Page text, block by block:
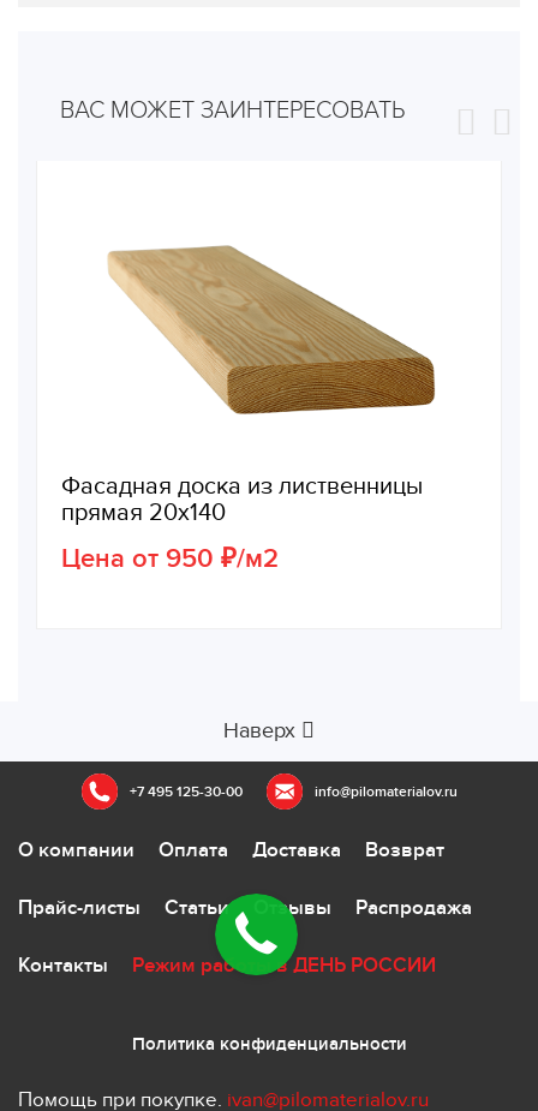
ВАС МОЖЕТ ЗАИНТЕРЕСОВАТЬ
Фасадная доска из лиственницы
прямая 20х140
Цена от 950 ₽/м2
Наверх
+7 495 125-30-00 info@pilomaterialov.ru
О компании Оплата Доставка Возврат
Прайс-листы Статьи Отзывы Распродажа
Контакты Режим работы в ДЕНЬ РОССИИ
Политика конфиденциальности
Помощь при покупке. ivan@pilomaterialov.ru